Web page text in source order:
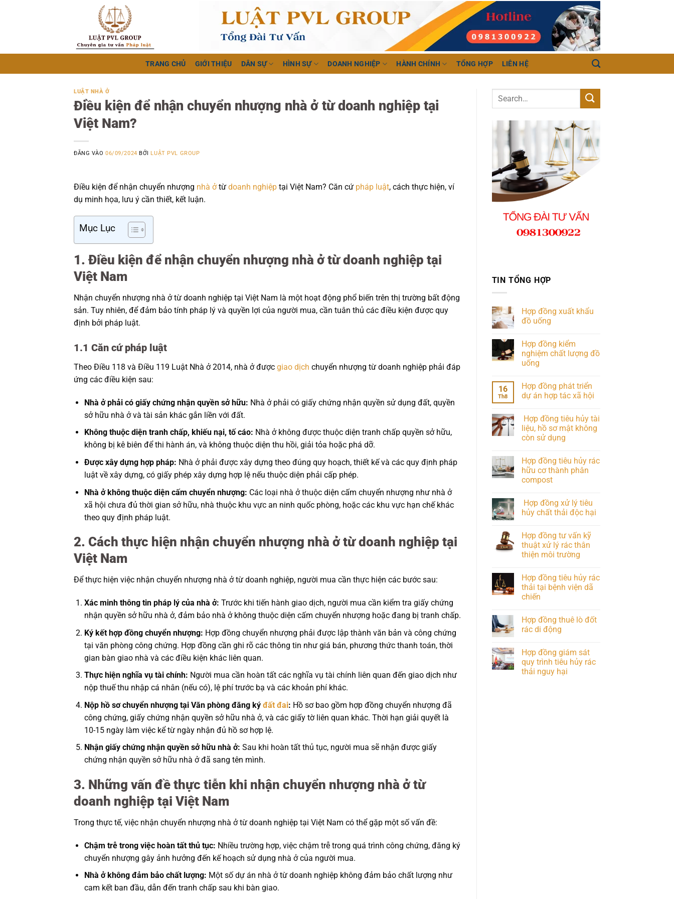
TRANG CHỦ GIỚI THIỆU DÂN SỰ HÌNH SỰ DOANH NGHIỆP HÀNH CHÍNH TỔNG HỢP LIÊN HỆ
LUẬT NHÀ Ở
Điều kiện để nhận chuyển nhượng nhà ở từ doanh nghiệp tại
Việt Nam?
ĐĂNG VÀO06/09/2024 BỞI LUẬT PVL GROUP
Điều kiện để nhận chuyển nhượng nhà ởtừ doanh nghiệp tại Việt Nam? Căn cứ pháp luật, cách thực hiện, ví
dụ minh họa, lưu ý cần thiết, kết luận.
Mục Lục
1. Điều kiện để nhận chuyển nhượng nhà ở từ doanh nghiệp tại
Việt Nam
Nhận chuyển nhượng nhà ở từ doanh nghiệp tại Việt Nam là một hoạt động phổ biến trên thị trường bất động
sản. Tuy nhiên, để đảm bảo tính pháp lý và quyền lợi của người mua, cần tuân thủ các điều kiện được quy
định bởi pháp luật.
1.1 Căn cứ pháp luật
Theo Điều 118 và Điều 119 Luật Nhà ở 2014, nhà ở được giao dịch chuyển nhượng từ doanh nghiệp phải đáp
ứng các điều kiện sau:
Nhà ở phải có giấy chứng nhận quyền sở hữu: Nhà ở phải có giấy chứng nhận quyền sử dụng đất, quyền
sở hữu nhà ở và tài sản khác gắn liền với đất.
Không thuộc diện tranh chấp, khiếu nại, tố cáo: Nhà ở không được thuộc diện tranh chấp quyền sở hữu,
không bị kê biên để thi hành án, và không thuộc diện thu hồi, giải tỏa hoặc phá dỡ.
Được xây dựng hợp pháp: Nhà ở phải được xây dựng theo đúng quy hoạch, thiết kế và các quy định pháp
luật về xây dựng, có giấy phép xây dựng hợp lệ nếu thuộc diện phải cấp phép.
Nhà ở không thuộc diện cấm chuyển nhượng: Các loại nhà ở thuộc diện cấm chuyển nhượng như nhà ở
xã hội chưa đủ thời gian sở hữu, nhà thuộc khu vực an ninh quốc phòng, hoặc các khu vực hạn chế khác
theo quy định pháp luật.
2. Cách thực hiện nhận chuyển nhượng nhà ở từ doanh nghiệp tại
Việt Nam
Để thực hiện việc nhận chuyển nhượng nhà ở từ doanh nghiệp, người mua cần thực hiện các bước sau:
Xác minh thông tin pháp lý của nhà ở: Trước khi tiến hành giao dịch, người mua cần kiểm tra giấy chứng
nhận quyền sở hữu nhà ở, đảm bảo nhà ở không thuộc diện cấm chuyển nhượng hoặc đang bị tranh chấp.
Ký kết hợp đồng chuyển nhượng: Hợp đồng chuyển nhượng phải được lập thành văn bản và công chứng
tại văn phòng công chứng. Hợp đồng cần ghi rõ các thông tin như giá bán, phương thức thanh toán, thời
gian bàn giao nhà và các điều kiện khác liên quan.
Thực hiện nghĩa vụ tài chính: Người mua cần hoàn tất các nghĩa vụ tài chính liên quan đến giao dịch như
nộp thuế thu nhập cá nhân (nếu có), lệ phí trước bạ và các khoản phí khác.
Nộp hồ sơ chuyển nhượng tại Văn phòng đăng ký đất đai: Hồ sơ bao gồm hợp đồng chuyển nhượng đã
công chứng, giấy chứng nhận quyền sở hữu nhà ở, và các giấy tờ liên quan khác. Thời hạn giải quyết là
10-15 ngày làm việc kể từ ngày nhận đủ hồ sơ hợp lệ.
Nhận giấy chứng nhận quyền sở hữu nhà ở: Sau khi hoàn tất thủ tục, người mua sẽ nhận được giấy
chứng nhận quyền sở hữu nhà ở đã sang tên mình.
3. Những vấn đề thực tiễn khi nhận chuyển nhượng nhà ở từ
doanh nghiệp tại Việt Nam
Trong thực tế, việc nhận chuyển nhượng nhà ở từ doanh nghiệp tại Việt Nam có thể gặp một số vấn đề:
Chậm trễ trong việc hoàn tất thủ tục: Nhiều trường hợp, việc chậm trễ trong quá trình công chứng, đăng ký
chuyển nhượng gây ảnh hưởng đến kế hoạch sử dụng nhà ở của người mua.
Nhà ở không đảm bảo chất lượng: Một số dự án nhà ở từ doanh nghiệp không đảm bảo chất lượng như
cam kết ban đầu, dẫn đến tranh chấp sau khi bàn giao.
TIN TỔNG HỢP
Hợp đồng xuất khẩu
đồ uống
Hợp đồng kiểm
nghiệm chất lượng đồ
uống
16
Th8
Hợp đồng phát triển
dự án hợp tác xã hội
Hợp đồng tiêu hủy tài
liệu, hồ sơ mật không
còn sử dụng
Hợp đồng tiêu hủy rác
hữu cơ thành phân
compost
Hợp đồng xử lý tiêu
hủy chất thải độc hại
Hợp đồng tư vấn kỹ
thuật xử lý rác thân
thiện môi trường
Hợp đồng tiêu hủy rác
thải tại bệnh viện dã
chiến
Hợp đồng thuê lò đốt
rác di động
Hợp đồng giám sát
quy trình tiêu hủy rác
thải nguy hại